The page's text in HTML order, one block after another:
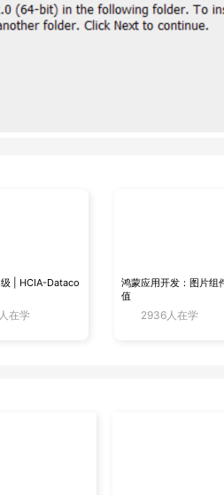
选上。
| HCIA-Dataco
在学
鸿蒙应用开发：图片组
值
2936人在学